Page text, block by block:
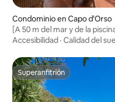
Condominio en Capo d'Orso
[A 50 m del mar y de la
mar
Accesibilidad · Calidad del
Superanfitrión
Superanfitrión